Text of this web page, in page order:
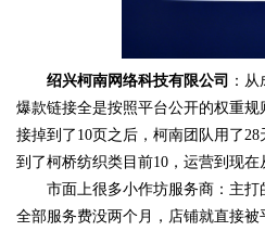
绍兴柯南网络科技有限公司
：
爆款链接全是按照平台公开的权重
接掉到了10页之后，柯南团队用了
到了柯桥纺织类目前10，运营到现在
市面上很多小作坊服务商：主打
全部服务费没两个月，店铺就直接被